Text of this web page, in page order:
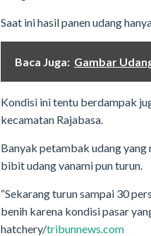
Saat ini hasil panen udang
Baca Juga: Gambar
Kondisi ini tentu berdampak
kecamatan Rajabasa.
Banyak petambak udang
bibit udang vanami pun turun.
“Sekarang turun sampai 30
benih karena kondisi pasar
hatchery/tribunnews.com